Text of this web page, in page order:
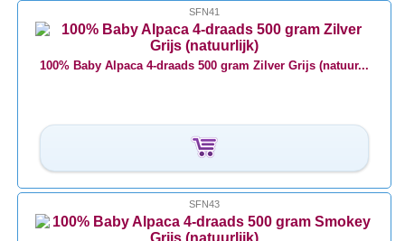
SFN41
100% Baby Alpaca 4-draads 500 gram Zilver Grijs (natuur...
SFN43